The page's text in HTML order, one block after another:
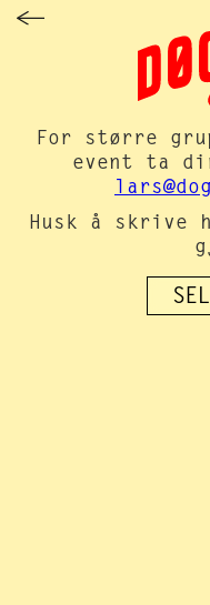
For større
event ta
Husk å skrive